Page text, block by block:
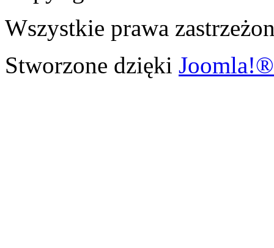
Wszystkie prawa
Stworzone dzięki Joomla!®